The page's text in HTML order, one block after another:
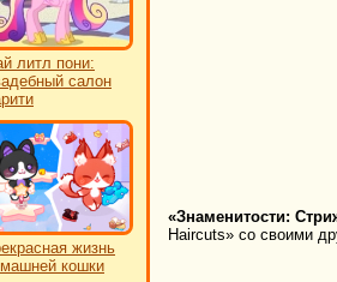
литл пони:
салон
жизнь
кошки
«Знаменитости:
Haircuts» со своими